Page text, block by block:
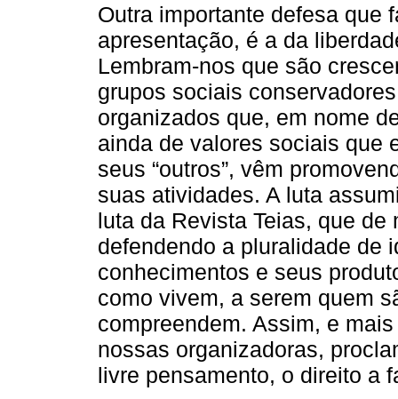
Outra importante defesa que
apresentação, é a da
Lembram-nos que são
grupos sociais
organizados que, em nome
ainda de valores sociais que
seus “outros”, vêm
suas atividades. A luta
luta da Revista Teias, que
defendendo a pluralidade de
conhecimentos e seus
como vivem, a serem quem
compreendem. Assim, e
nossas organizadoras,
livre pensamento, o direito a